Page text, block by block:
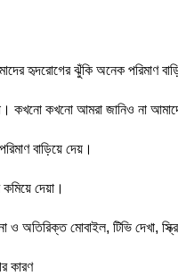
হৃদরোগের ঝুঁকি অনেক পরিমাণ
কখনো কখনো আমরা জানিও না
বাড়িয়ে দেয়।
দেয়া।
অতিরিক্ত মোবাইল, টিভি দেখা,
কারণ